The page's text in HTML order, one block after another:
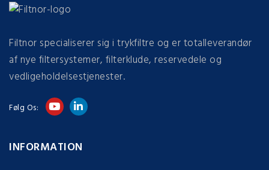
Filtnor specialiserer sig i trykfiltre og er totalleverandør
af nye filtersystemer, filterklude, reservedele og
vedligeholdelsestjenester.
Følg Os:
INFORMATION